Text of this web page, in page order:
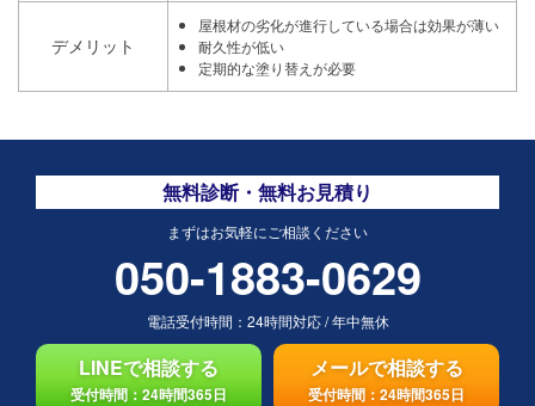
デメリット
屋根材の劣化が進行している場合は効果が薄い
耐久性が低い
定期的な塗り替えが必要
無料診断・無料お見積り
まずはお気軽にご相談ください
050-1883-0629
電話受付時間： 24時間対応/年中無休
LINEで相談する
受付時間：24時間365日
メールで相談する
受付時間：24時間365日